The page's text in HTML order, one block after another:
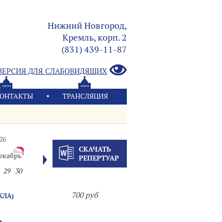
Нижний Новгород,
Кремль, корп. 2
(831) 439-11-87
ДЛЯ СЛАБОВИДЯЩИХ
ТРАНСЛЯЦИЯ
29
30
СКАЧАТЬ
РЕПЕРТУАР
700 руб